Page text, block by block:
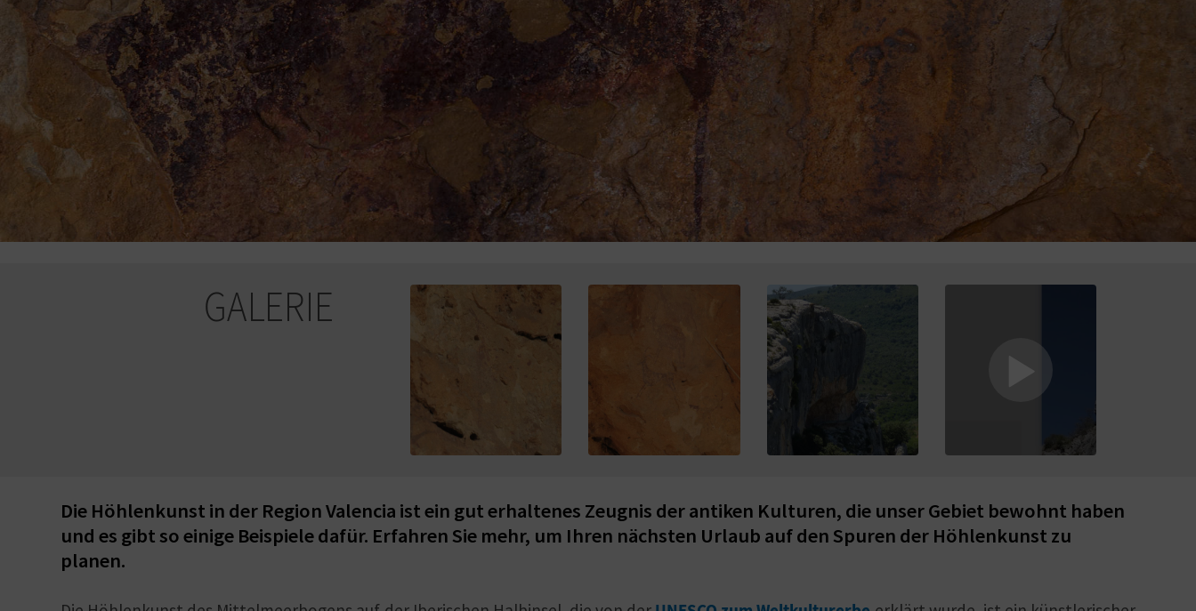
GALERIE
Die Höhlenkunst in der Region Valencia ist ein gut erhaltenes Zeugnis der antiken Kulturen, die unser Gebiet bewohnt haben
und es gibt so einige Beispiele dafür. Erfahren Sie mehr, um Ihren nächsten Urlaub auf den Spuren der Höhlenkunst zu
planen.